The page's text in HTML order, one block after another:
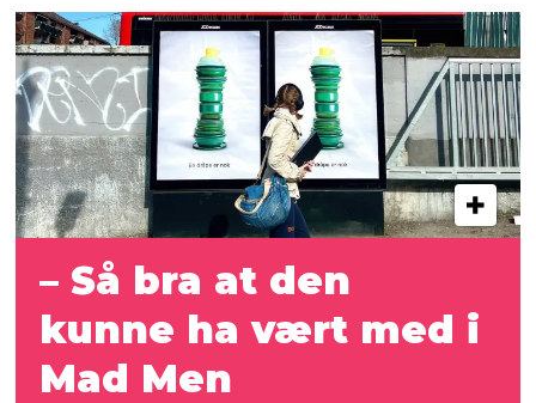
– Så bra at den
kunne ha vært med i
Mad Men